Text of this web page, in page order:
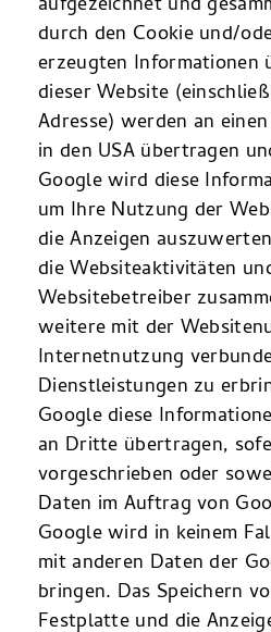
durch den Cookie und/
erzeugten Informationen
dieser Website
Adresse) werden an
in den USA übertragen
Google wird diese
um Ihre Nutzung der
die Anzeigen
die Websiteaktivitäten
Websitebetreiber
weitere mit der
Internetnutzung
Dienstleistungen zu
Google diese
an Dritte übertragen,
vorgeschrieben oder
Daten im Auftrag von
Google wird in keinem
mit anderen Daten der
bringen. Das Speichern
Festplatte und die